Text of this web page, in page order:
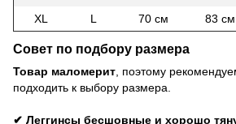
XL
L 70 см 83 см
Совет по подбору размера
Товар маломерит , поэтому
подходить к выбору размера.
✔ Леггинсы бесшовные и хорошо